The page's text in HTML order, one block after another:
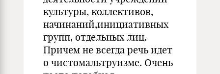
культуры, кол­лективов,
начинаний,инициативных
групп, отдельных лиц.
Причем не всегда речь идет
о чистомальтруизме. Очень